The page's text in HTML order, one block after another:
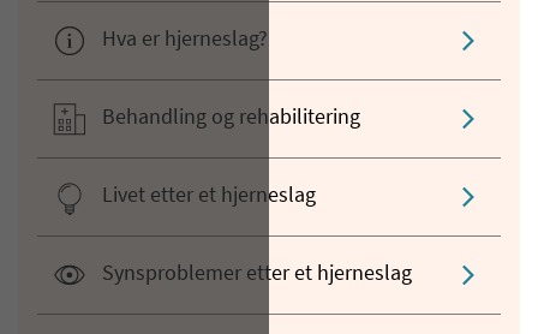
Hva er hjerneslag?
Behandling og rehabilitering
Livet etter et hjerneslag
Synsproblemer etter et hjerneslag